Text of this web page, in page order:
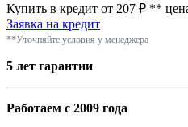
Купить в кредит от 207 ₽ **
Заявка на кредит
**Уточняйте условия у менеджера
5 лет гарантии
Работаем с 2009 года